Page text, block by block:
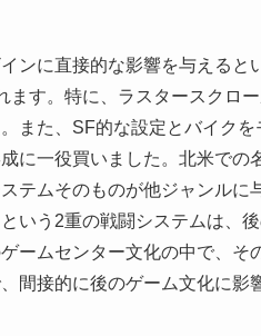
ンに直接的な影響を与える
す。特に、ラスタースクロ
また、SF的な設定とバイク
に一役買いました。北米での
テムそのものが他ジャンルに
いう2重の戦闘システムは、
ームセンター文化の中で、そ
間接的に後のゲーム文化に影